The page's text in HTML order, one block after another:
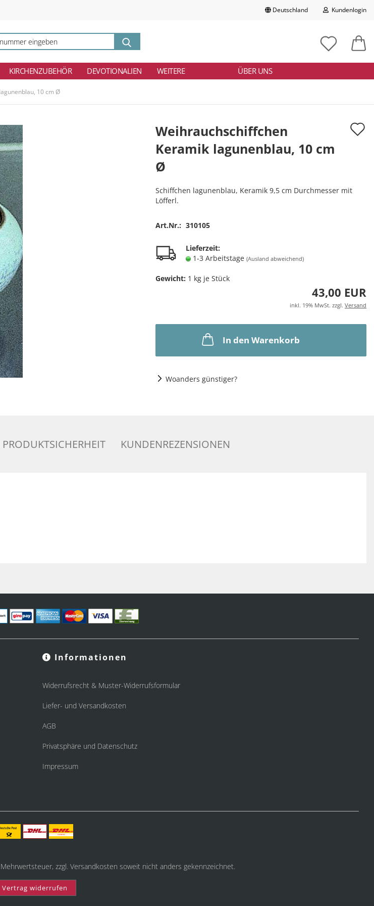
Deutschland Kundenlogin
E-Mail
Konto erstellen
eingeben
KIRCHENZUBEHÖR DEVOTIONALIEN ÜBER UNS
WEITERE
10 cm Ø
Weihrauchschiffchen
Keramik lagunenblau, 10 cm
Ø
Schiffchen lagunenblau, Keramik 9,5 cm Durchmesser mit
Löfferl.
Art.Nr.: 310105
Lieferzeit:
1-3 Arbeitstage (Ausland abweichend)
Gewicht: 1 kg je Stück
43,00 EUR
inkl. 19% MwSt. zzgl. Versand
In den Warenkorb
Woanders günstiger?
KUNDENREZENSIONEN
Informationen
Widerrufsrecht & Muster-Widerrufsformular
Liefer- und Versandkosten
AGB
Privatsphäre und Datenschutz
Impressum
zzgl. Versandkosten soweit nicht anders gekennzeichnet.
Vertrag widerrufen